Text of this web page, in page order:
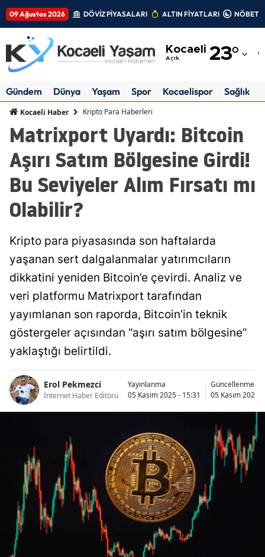
09 Ağustos 2026 DÖVİZ PİYASALARI ALTIN FİYATLARI
Kocaeli
Açık 23°
Adıyaman
Amasya
Ankara
Antalya
Balıkesir
Bilecik
Bingöl
Bitlis
Bursa
Çanakkale
Çankırı
Çorum
Denizli
Diyarbakır
Edirne
Gündem Dünya Yaşam Spor Kocaelispor Sağlık
Kocaeli Haber Kripto Para Haberleri
Matrixport Uyardı: Bitcoin
Aşırı Satım Bölgesine Girdi!
Bu Seviyeler Alım Fırsatı mı
Olabilir?
Kripto para piyasasında son haftalarda
yaşanan sert dalgalanmalar yatırımcıların
dikkatini yeniden Bitcoin’e çevirdi. Analiz ve
veri platformu Matrixport tarafından
yayımlanan son raporda, Bitcoin’in teknik
göstergeler açısından “aşırı satım bölgesine”
yaklaştığı belirtildi.
Erol Pekmezci
İnternet Haber Editörü
Yayınlanma
05 Kasım 2025 - 15:31
Güncellenme
05 Kasım 2025